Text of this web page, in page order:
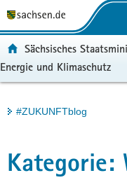
t
a
l
r
g
u
p
t
a
l
e
r
v
Portalübergreifende
Sächsisches
Energie und Klimaschutz
Hauptinhalt
#ZUKUNFTblog
Kategorie: